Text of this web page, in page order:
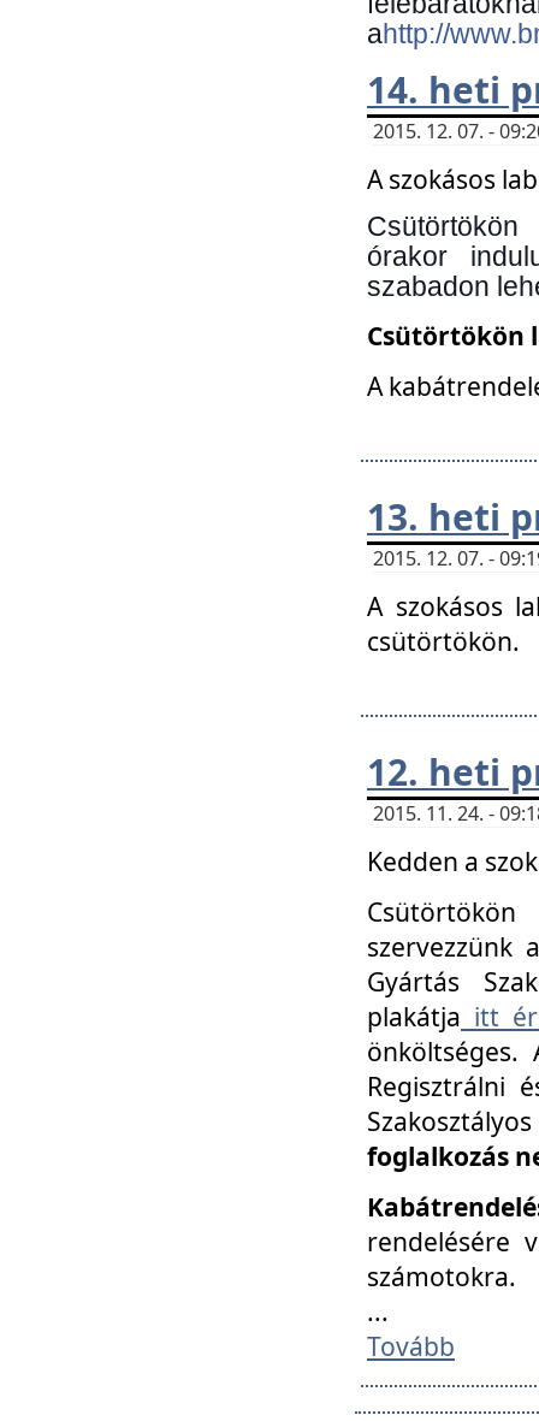
ahttp://
14. heti
2015. 12. 07. -
A szokásos
órakor
szabadon
Csütörtökön
A
13. heti
2015. 12. 07. -
A szokásos
csütörtökön.
12. heti
2015. 11. 24. -
Kedden a
szervezzünk
Gyártás
plakátja itt
Regisztrálni
foglalkozás
rendelésére
számotokra.
...
Tovább